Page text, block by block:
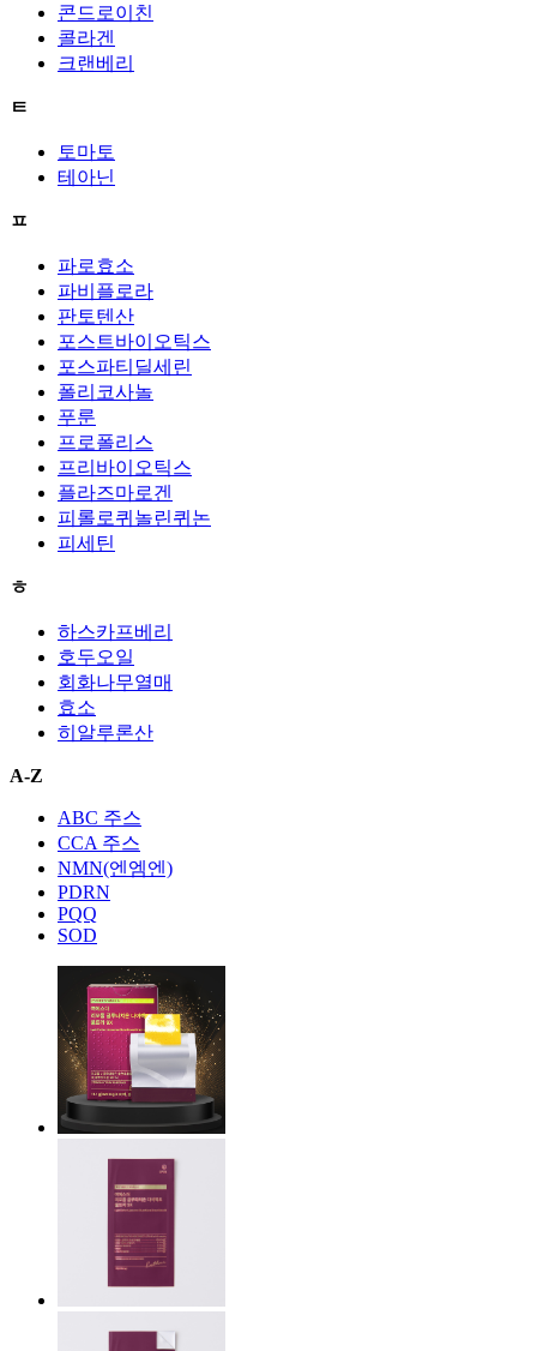
콘드로이친
콜라겐
크랜베리
ㅌ
토마토
테아닌
ㅍ
파로효소
파비플로라
판토텐산
포스트바이오틱스
포스파티딜세린
폴리코사놀
푸룬
프로폴리스
프리바이오틱스
플라즈마로겐
피롤로퀴놀린퀴논
피세틴
ㅎ
하스카프베리
호두오일
회화나무열매
효소
히알루론산
A-Z
ABC 주스
CCA 주스
NMN(엔엠엔)
PDRN
PQQ
SOD